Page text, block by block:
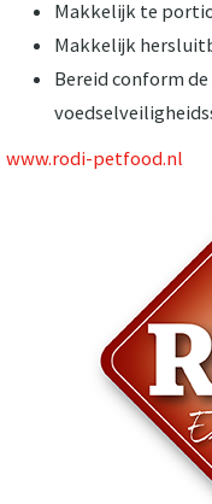
Makkelijk te
Makkelijk
Bereid conform
www.rodi-petfood.nl